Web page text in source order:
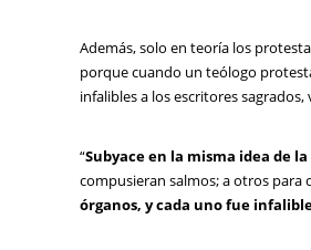
Además, solo en teoría los
porque cuando un teólogo
infalibles a los escritores
“Subyace en la misma idea de
compusieran salmos; a otros para
órganos, y cada uno fue